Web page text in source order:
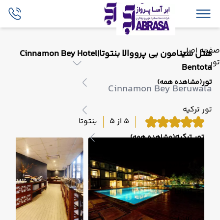
صفحه اصلی
تور
تور(مشاهده همه)
تور ترکیه
تور ترکیه(مشاهده همه)
تور استانبول
تور آنتالیا
هتل سینامون بی پرووالا بنتوتا|Cinnamon Bey Hotel
Bentota
Cinnamon Bey Beruwala
5 از 5 بنتوتا